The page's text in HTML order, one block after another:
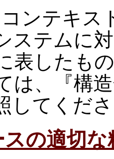
ンテキス
ステムに
表したも
は、『構
してくだ
の適切